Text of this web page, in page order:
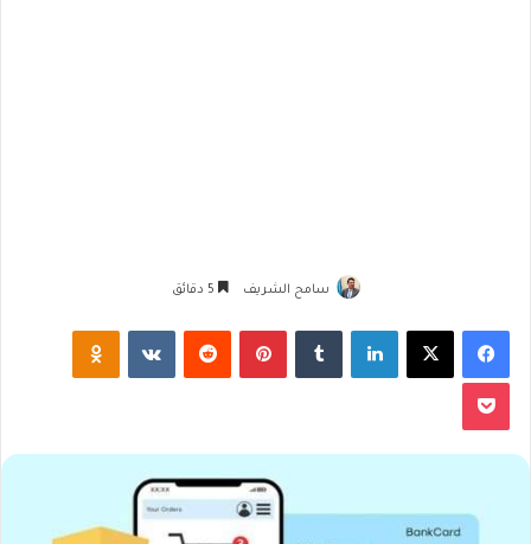
سامح الشريف
فيسبوك لينكدإن بينتيريست